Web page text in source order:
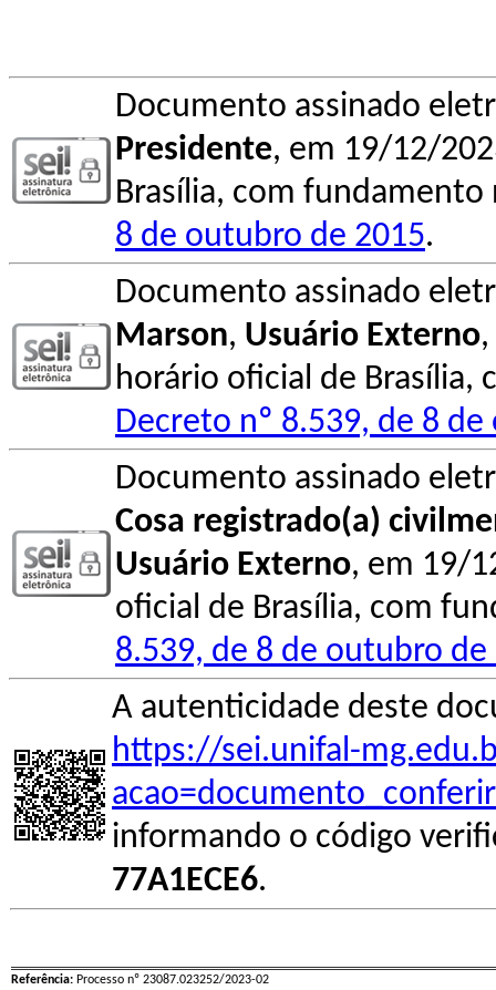
Documento assinado
Presidente, em 19/12/
Brasília, com
8 de outubro de 2015.
Documento assinado
Marson, Usuário Externo
horário oficial de Brasília,
Decreto nº 8.539, de 8
Documento assinado
Cosa registrado(a)
Usuário Externo, em 19/
oficial de Brasília, com
8.539, de 8 de outubro de
A autenticidade deste
https://sei.unifal-
informando o código
77A1ECE6.
Referência: Processo nº 23087.023252/2023-02